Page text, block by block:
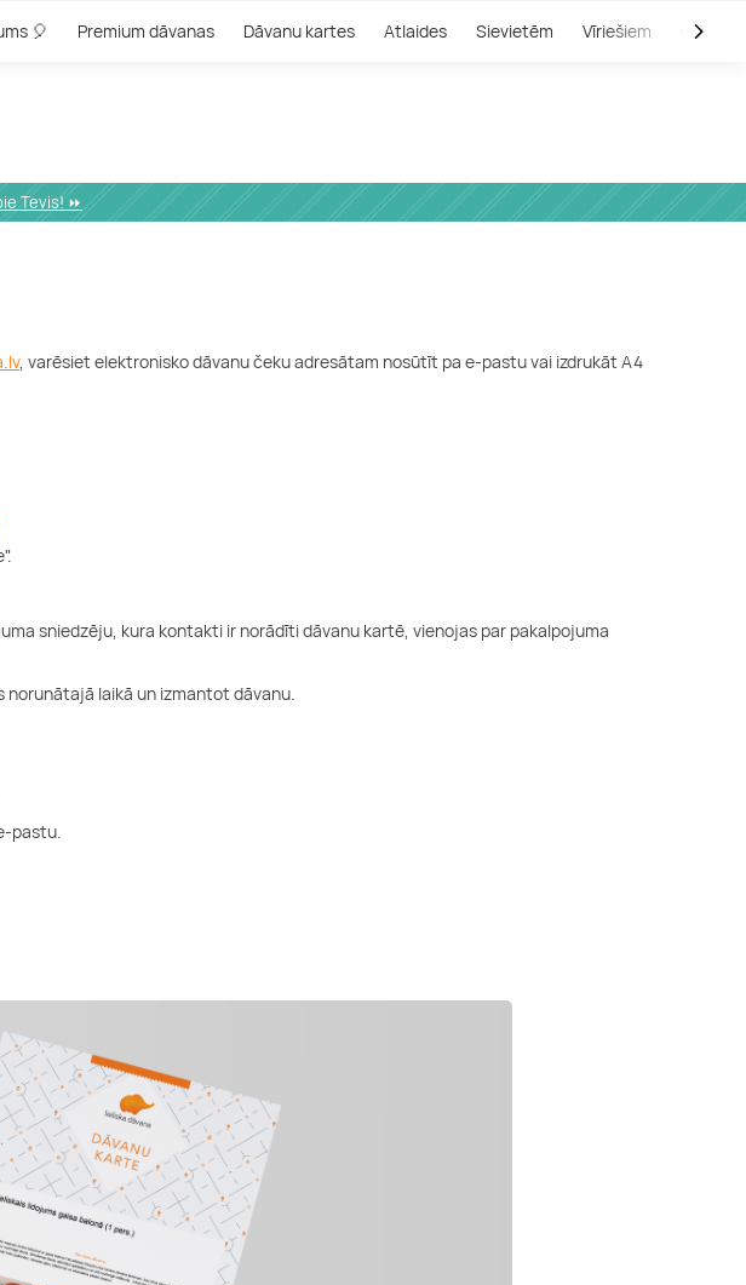
🎈 Premium dāvanas Dāvanu kartes Atlaides Sievietēm Vīriešiem Outlet
Tevis! ⏩
, varēsiet elektronisko dāvanu čeku adresātam nosūtīt pa e-pastu vai izdrukāt A4
sniedzēju, kura kontakti ir norādīti dāvanu kartē, vienojas par pakalpojuma
laikā un izmantot dāvanu.
pastu.